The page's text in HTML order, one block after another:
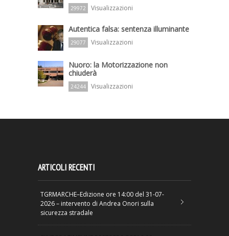
29972 Visualizzazioni
Autentica falsa: sentenza illuminante
29077 Visualizzazioni
Nuoro: la Motorizzazione non
chiuderà
24244 Visualizzazioni
ARTICOLI RECENTI
TGRMARCHE–Edizione ore 14:00 del 31-07-
2026 – intervento di Andrea Onori sulla
sicurezza stradale